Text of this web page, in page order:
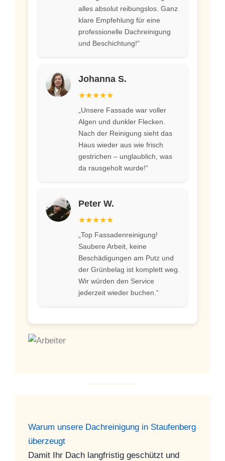
alles absolut reibungslos. Ganz
klare Empfehlung für eine
professionelle Dachreinigung
und Beschichtung!“
Johanna S.
★★★★★
„Unsere Fassade war voller
Algen und dunkler Flecken.
Nach der Reinigung sieht das
Haus wieder aus wie frisch
gestrichen – unglaublich, was
da rausgeholt wurde!“
Peter W.
★★★★★
„Top Fassadenreinigung!
Saubere Arbeit, keine
Beschädigungen am Putz und
der Grünbelag ist komplett weg.
Wir würden den Service
jederzeit wieder buchen.“
Warum unsere Dachreinigung in Staufenberg
überzeugt
Damit Ihr Dach langfristig geschützt und